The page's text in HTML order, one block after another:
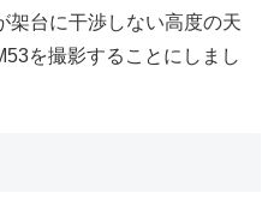
架台に干渉しない高度の天
を撮影することにしまし